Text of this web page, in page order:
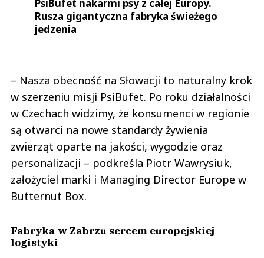
PsiBufet nakarmi psy z całej Europy.
Rusza gigantyczna fabryka świeżego
jedzenia
– Nasza obecność na Słowacji to naturalny krok
w szerzeniu misji PsiBufet. Po roku działalności
w Czechach widzimy, że konsumenci w regionie
są otwarci na nowe standardy żywienia
zwierząt oparte na jakości, wygodzie oraz
personalizacji – podkreśla Piotr Wawrysiuk,
założyciel marki i Managing Director Europe w
Butternut Box.
Fabryka w Zabrzu sercem europejskiej
logistyki